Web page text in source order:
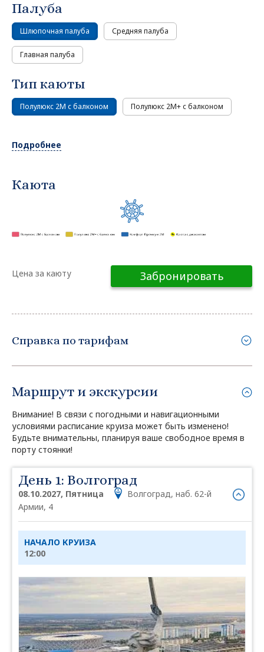
Палуба
Шлюпочная палуба Средняя палуба
Главная палуба
Тип каюты
Полулюкс 2М с балконом Полулюкс 2М+ с балконом
Подробнее
Каюта
Цена за каюту Забронировать
Справка по тарифам
Маршрут и экскурсии
Внимание! В связи с погодными и навигационными
условиями расписание круиза может быть изменено!
Будьте внимательны, планируя ваше свободное время в
порту стоянки!
День 1: Волгоград
08.10.2027, Пятница
Волгоград, наб. 62-й
Армии, 4
НАЧАЛО КРУИЗА
12:00